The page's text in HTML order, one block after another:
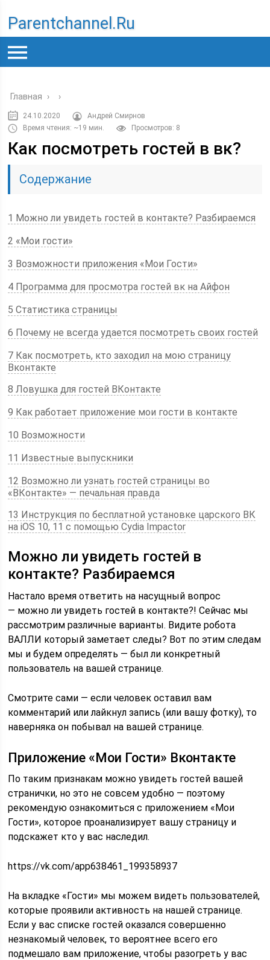
Parentchannel.ru
Главная › ›
24.10.2020
Андрей Смирнов
Время чтения: ~19 мин.
Просмотров: 8
Как посмотреть гостей в вк?
Содержание
1 Можно ли увидеть гостей в контакте? Разбираемся
2 «Мои гости»
3 Возможности приложения «Мои Гости»
4 Программа для просмотра гостей вк на Айфон
5 Статистика страницы
6 Почему не всегда удается посмотреть своих гостей
7 Как посмотреть, кто заходил на мою страницу
Вконтакте
8 Ловушка для гостей ВКонтакте
9 Как работает приложение мои гости в контакте
10 Возможности
11 Известные выпускники
12 Возможно ли узнать гостей страницы во
«ВКонтакте» — печальная правда
13 Инструкция по бесплатной установке царского ВК
на iOS 10, 11 с помощью Cydia Impactor
Можно ли увидеть гостей в
контакте? Разбираемся
Настало время ответить на насущный вопрос
— можно ли увидеть гостей в контакте?! Сейчас мы
рассмотрим различные варианты. Видите робота
ВАЛЛИ который заметает следы? Вот по этим следам
мы и будем определять — был ли конкретный
пользователь на вашей странице.
Смотрите сами — если человек оставил вам
комментарий или лайкнул запись (или вашу фотку), то
наверняка он побывал на вашей странице.
Приложение «Мои Гости» Вконтакте
По таким признакам можно увидеть гостей вашей
странички, но это не совсем удобно — поэтому
рекомендую ознакомиться с приложением «Мои
Гости», которое проанализирует вашу страницу и
подскажет кто у вас наследил.
https://vk.com/app638461_199358937
На вкладке «Гости» мы можем видеть пользователей,
которые проявили активность на нашей странице.
Если у вас списке гостей оказался совершенно
незнакомый человек, то вероятнее всего его
подмешало вам приложение, чтобы разогреть у вас